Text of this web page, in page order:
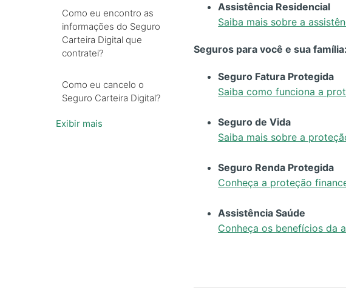
Como eu encontro as
informações do Seguro
Carteira Digital que
contratei?
Como eu cancelo o
Seguro Carteira Digital?
Exibir mais
Assistência Residencial
Saiba mais sobre a
Seguros para você e sua família:
Seguro Fatura Protegida
Saiba como funciona a
Seguro de Vida
Saiba mais sobre a
Seguro Renda Protegida
Conheça a proteção
Assistência Saúde
Conheça os benefícios da